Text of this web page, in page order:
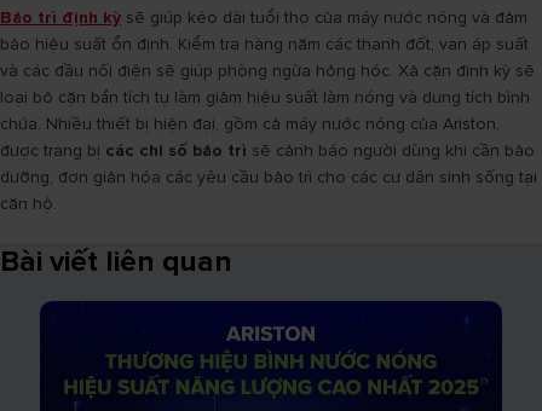
Bảo trì định kỳ sẽ giúp kéo dài tuổi thọ của máy nước nóng và đảm
bảo hiệu suất ổn định. Kiểm tra hàng năm các thanh đốt, van áp suất
và các đầu nối điện sẽ giúp phòng ngừa hỏng hóc. Xả cặn định kỳ sẽ
loại bỏ cặn bẩn tích tụ làm giảm hiệu suất làm nóng và dung tích bình
chứa. Nhiều thiết bị hiện đại, gồm cả máy nước nóng của Ariston,
được trang bị các chỉ số bảo trì sẽ cảnh báo người dùng khi cần bảo
dưỡng, đơn giản hóa các yêu cầu bảo trì cho các cư dân sinh sống tại
căn hộ.
Bài viết liên quan